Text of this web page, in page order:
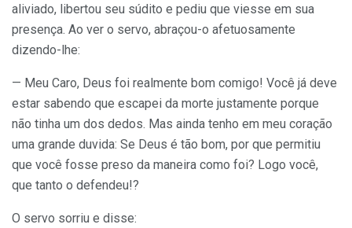
aliviado, libertou seu súdito e pediu que viesse em sua
presença. Ao ver o servo, abraçou-o afetuosamente
dizendo-lhe:
— Meu Caro, Deus foi realmente bom comigo! Você já deve
estar sabendo que escapei da morte justamente porque
não tinha um dos dedos. Mas ainda tenho em meu coração
uma grande duvida: Se Deus é tão bom, por que permitiu
que você fosse preso da maneira como foi? Logo você,
que tanto o defendeu!?
O servo sorriu e disse: